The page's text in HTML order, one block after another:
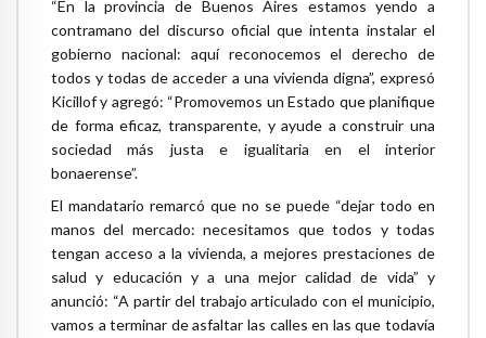
“En la provincia de Buenos Aires estamos yendo a
contramano del discurso oficial que intenta instalar el
gobierno nacional: aquí reconocemos el derecho de
todos y todas de acceder a una vivienda digna”, expresó
Kicillof y agregó: “Promovemos un Estado que planifique
de forma eficaz, transparente, y ayude a construir una
sociedad más justa e igualitaria en el interior
bonaerense”.
El mandatario remarcó que no se puede “dejar todo en
manos del mercado: necesitamos que todos y todas
tengan acceso a la vivienda, a mejores prestaciones de
salud y educación y a una mejor calidad de vida” y
anunció: “A partir del trabajo articulado con el municipio,
vamos a terminar de asfaltar las calles en las que todavía